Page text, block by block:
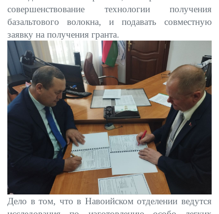
совершенствование технологии получения
базальтового волокна, и подавать совместную
заявку на получения гранта.
Дело в том, что в Навоийском отделении ведутся